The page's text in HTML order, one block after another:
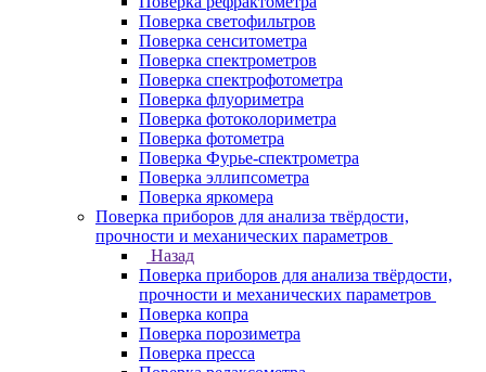
Поверка светофильтров
Поверка сенситометра
Поверка спектрометров
Поверка спектрофотометра
Поверка флуориметра
Поверка фотоколориметра
Поверка фотометра
Поверка Фурье-спектрометра
Поверка эллипсометра
Поверка яркомера
Поверка приборов для анализа твёрдости,
прочности и механических параметров
Назад
Поверка приборов для анализа твёрдости,
прочности и механических параметров
Поверка копра
Поверка порозиметра
Поверка пресса